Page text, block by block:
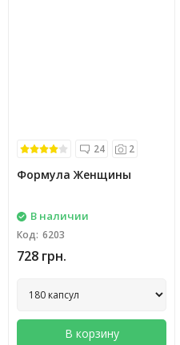
24 2
Формула Женщины
В наличии
Код: 6203
728 грн.
В корзину